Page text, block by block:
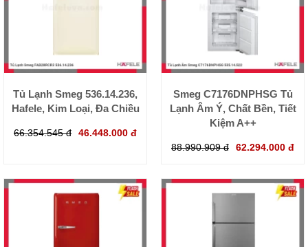
Tủ Lạnh Smeg 536.14.236,
Hafele, Kim Loại, Đa Chiều
66.354.545 đ 46.448.000 đ
Smeg C7176DNPHSG Tủ
Lạnh Âm Ý, Chất Bền, Tiết
Kiệm A++
88.990.909 đ 62.294.000 đ